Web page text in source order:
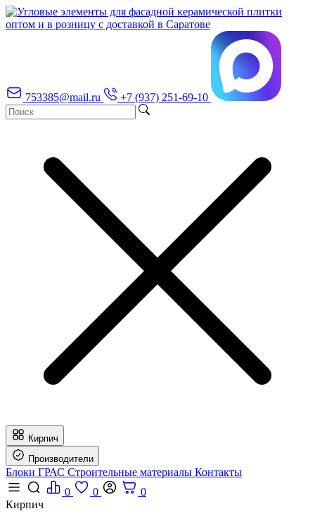
753385@mail.ru +7 (937) 251-69-10
Кирпич
Производители
Блоки ГРАС Строительные материалы Контакты
0
0
0
Кирпич